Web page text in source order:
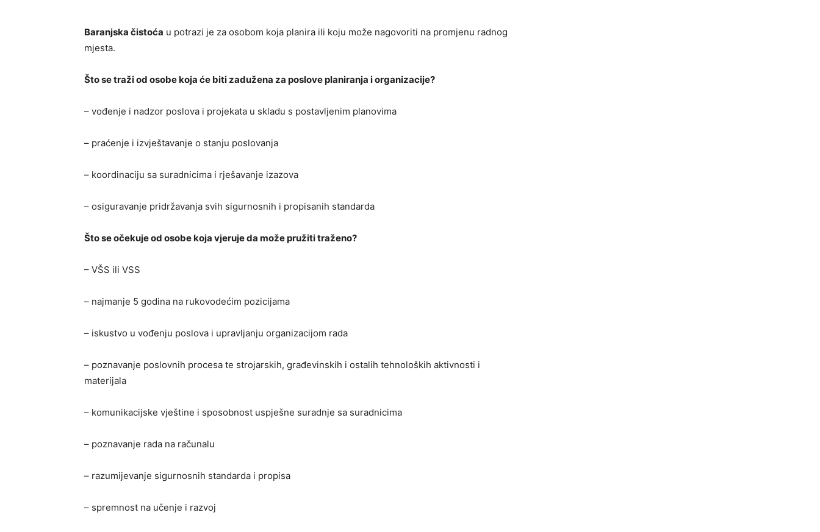
Baranjska čistoća u potrazi je za osobom koja planira ili koju može nagovoriti na promjenu radnog
mjesta.
Što se traži od osobe koja će biti zadužena za poslove planiranja i organizacije?
– vođenje i nadzor poslova i projekata u skladu s postavljenim planovima
– praćenje i izvještavanje o stanju poslovanja
– koordinaciju sa suradnicima i rješavanje izazova
– osiguravanje pridržavanja svih sigurnosnih i propisanih standarda
Što se očekuje od osobe koja vjeruje da može pružiti traženo?
– VŠS ili VSS
– najmanje 5 godina na rukovodećim pozicijama
– iskustvo u vođenju poslova i upravljanju organizacijom rada
– poznavanje poslovnih procesa te strojarskih, građevinskih i ostalih tehnoloških aktivnosti i
materijala
– komunikacijske vještine i sposobnost uspješne suradnje sa suradnicima
– poznavanje rada na računalu
– razumijevanje sigurnosnih standarda i propisa
– spremnost na učenje i razvoj